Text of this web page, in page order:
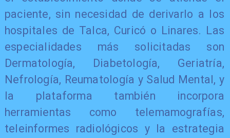
paciente, sin necesidad de derivarlo a los
hospitales de Talca, Curicó o Linares. Las
especialidades más solicitadas son
Dermatología, Diabetología, Geriatría,
Nefrología, Reumatología y Salud Mental, y
la plataforma también incorpora
herramientas como telemamografías,
teleinformes radiológicos y la estrategia